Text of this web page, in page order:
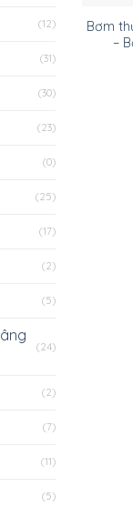
(12)
(31)
(30)
(23)
(0)
(25)
(17)
(2)
(5)
(24)
(2)
(7)
(11)
(5)
Bơm
–